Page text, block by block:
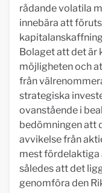
rådande volatila
innebära att
Bolaget att det är
möjligheten och
från
strategiska
ovanstående i
bedömningen att
avvikelse från
mest fördelaktiga
således att det
genomföra den